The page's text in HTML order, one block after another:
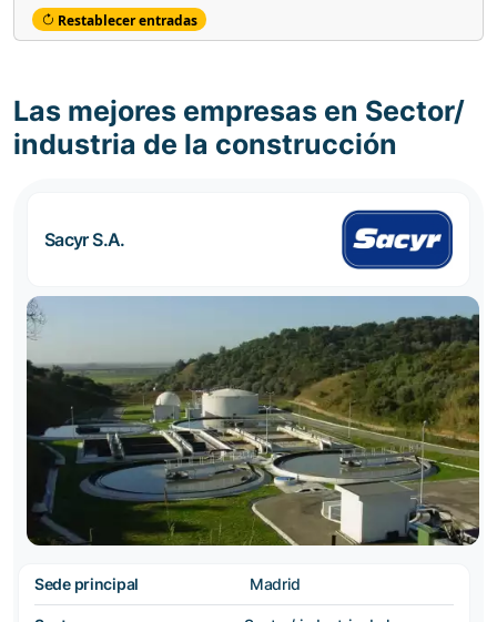
Restablecer entradas
Las mejores empresas en Sector/
industria de la construcción
Sacyr S.A.
Sede principal Madrid